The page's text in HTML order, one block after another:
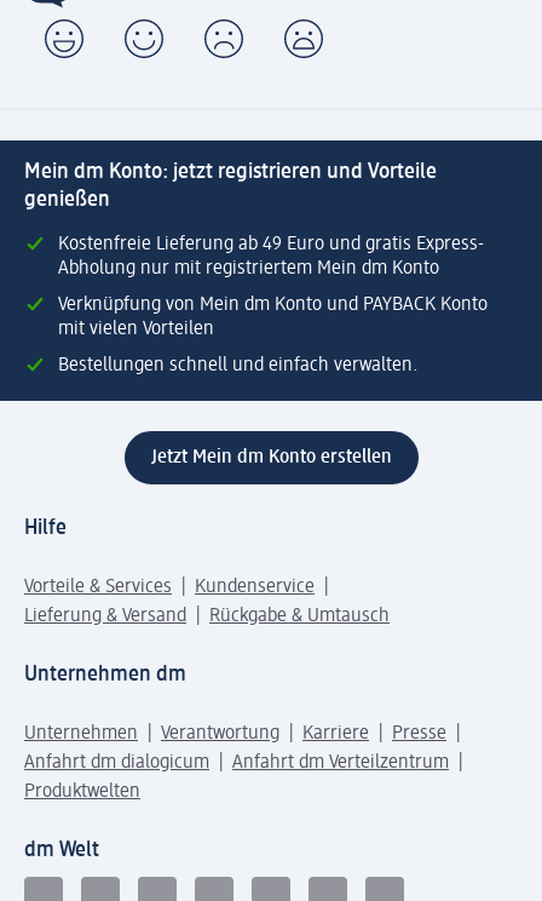
Mein dm Konto: jetzt registrieren und Vorteile
genießen
Kostenfreie Lieferung ab 49 Euro und gratis Express-
Abholung nur mit registriertem Mein dm Konto
Verknüpfung von Mein dm Konto und PAYBACK Konto
mit vielen Vorteilen
Bestellungen schnell und einfach verwalten.
Jetzt Mein dm Konto erstellen
Hilfe
Vorteile & Services
Kundenservice
Lieferung & Versand
Rückgabe & Umtausch
Unternehmen dm
Unternehmen Verantwortung Karriere
Presse
Anfahrt dm dialogicum
Anfahrt dm Verteilzentrum
Produktwelten
dm Welt